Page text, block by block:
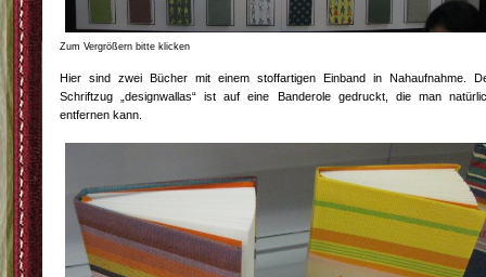
Zum Vergrößern bitte klicken
Hier sind zwei Bücher mit einem stoffartigen Einband in Nahaufnahme.
Schriftzug „designwallas“ ist auf eine Banderole gedruckt, die man
entfernen kann.